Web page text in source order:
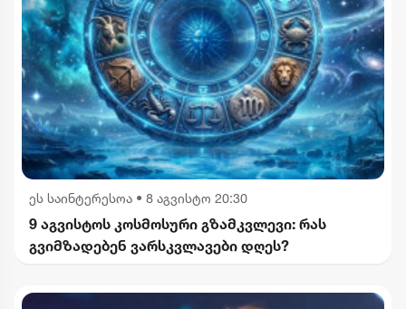
ეს საინტერესოა • 8 აგვისტო 20:30
9 აგვისტოს კოსმოსური გზამკვლევი: რას
გვიმზადებენ ვარსკვლავები დღეს?